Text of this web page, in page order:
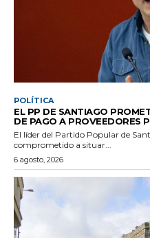
POLÍTICA
EL PP DE SANTIAGO
DE PAGO A PROVEEDORES
El líder del Partido Popular de
comprometido a situar...
6 agosto, 2026